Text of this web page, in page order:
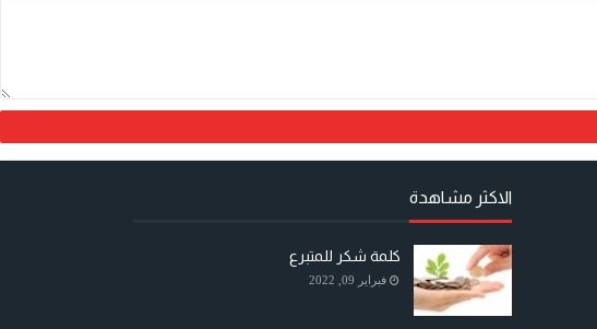
الاكثر مشاهدة
كلمة شكر للمتبرع
فبراير 09, 2022